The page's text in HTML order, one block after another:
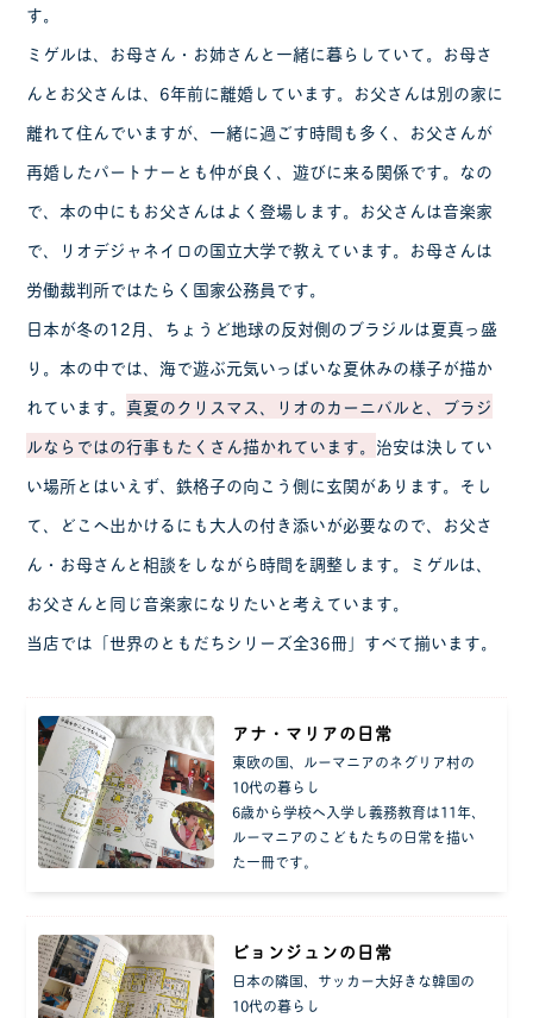
す。
ミゲルは、お母さん・お姉さんと一緒に暮らしていて。お母さ
んとお父さんは、6年前に離婚しています。お父さんは別の家に
離れて住んでいますが、一緒に過ごす時間も多く、お父さんが
再婚したパートナーとも仲が良く、遊びに来る関係です。なの
で、本の中にもお父さんはよく登場します。お父さんは音楽家
で、リオデジャネイロの国立大学で教えています。お母さんは
労働裁判所ではたらく国家公務員です。
日本が冬の12月、ちょうど地球の反対側のブラジルは夏真っ盛
り。本の中では、海で遊ぶ元気いっぱいな夏休みの様子が描か
れています。真夏のクリスマス、リオのカーニバルと、ブラジ
ルならではの行事もたくさん描かれています。 治安は決してい
い場所とはいえず、鉄格子の向こう側に玄関があります。そし
て、どこへ出かけるにも大人の付き添いが必要なので、お父さ
ん・お母さんと相談をしながら時間を調整します。ミゲルは、
お父さんと同じ音楽家になりたいと考えています。
当店では「世界のともだちシリーズ全36冊」すべて揃います。
アナ・マリアの日常
東欧の国、ルーマニアのネグリア村の
10代の暮らし
6歳から学校へ入学し義務教育は11年、
ルーマニアのこどもたちの日常を描い
た一冊です。
ピョンジュンの日常
日本の隣国、サッカー大好きな韓国の
10代の暮らし